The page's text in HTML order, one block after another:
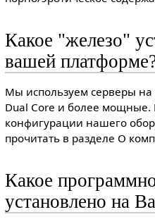
Какое "железо"
вашей
Мы используем серверы на
Dual Core и более мощные.
конфигурации нашего
прочитать в разделе О
Какое
установлено на